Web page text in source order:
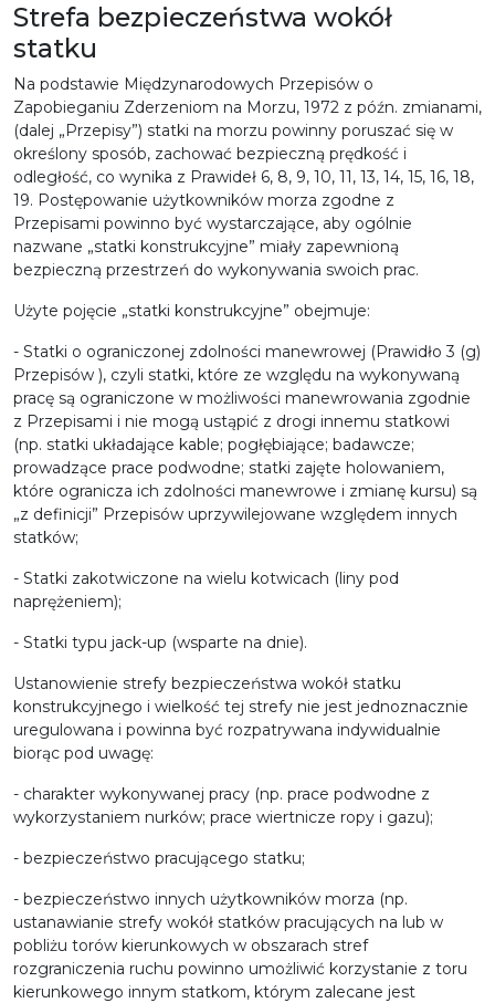
Strefa bezpieczeństwa wokół
statku
Na podstawie Międzynarodowych Przepisów o
Zapobieganiu Zderzeniom na Morzu, 1972 z późn. zmianami,
(dalej „Przepisy”) statki na morzu powinny poruszać się w
określony sposób, zachować bezpieczną prędkość i
odległość, co wynika z Prawideł 6, 8, 9, 10, 11, 13, 14, 15, 16, 18,
19. Postępowanie użytkowników morza zgodne z
Przepisami powinno być wystarczające, aby ogólnie
nazwane „statki konstrukcyjne” miały zapewnioną
bezpieczną przestrzeń do wykonywania swoich prac.
Użyte pojęcie „statki konstrukcyjne” obejmuje:
- Statki o ograniczonej zdolności manewrowej (Prawidło 3 (g)
Przepisów ), czyli statki, które ze względu na wykonywaną
pracę są ograniczone w możliwości manewrowania zgodnie
z Przepisami i nie mogą ustąpić z drogi innemu statkowi
(np. statki układające kable; pogłębiające; badawcze;
prowadzące prace podwodne; statki zajęte holowaniem,
które ogranicza ich zdolności manewrowe i zmianę kursu) są
„z definicji” Przepisów uprzywilejowane względem innych
statków;
- Statki zakotwiczone na wielu kotwicach (liny pod
naprężeniem);
- Statki typu jack-up (wsparte na dnie).
Ustanowienie strefy bezpieczeństwa wokół statku
konstrukcyjnego i wielkość tej strefy nie jest jednoznacznie
uregulowana i powinna być rozpatrywana indywidualnie
biorąc pod uwagę:
- charakter wykonywanej pracy (np. prace podwodne z
wykorzystaniem nurków; prace wiertnicze ropy i gazu);
- bezpieczeństwo pracującego statku;
- bezpieczeństwo innych użytkowników morza (np.
ustanawianie strefy wokół statków pracujących na lub w
pobliżu torów kierunkowych w obszarach stref
rozgraniczenia ruchu powinno umożliwić korzystanie z toru
kierunkowego innym statkom, którym zalecane jest